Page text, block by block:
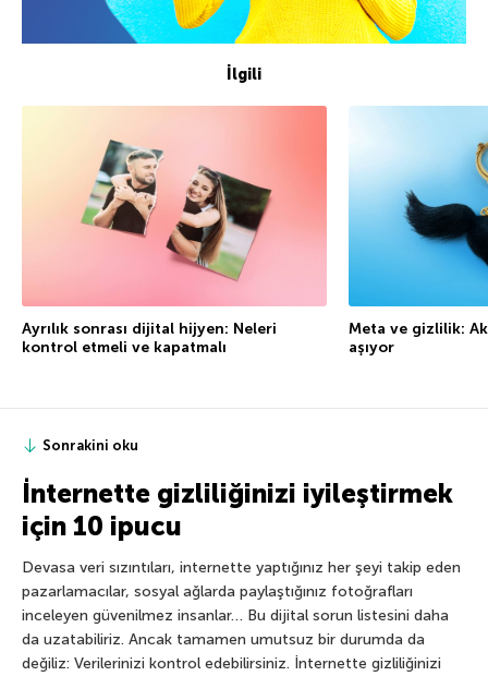
İlgili
Ayrılık sonrası dijital hijyen: Neleri
kontrol etmeli ve kapatmalı
Meta ve gizlilik:
aşıyor
Sonrakini oku
İnternette gizliliğinizi iyileştirmek
için 10 ipucu
Devasa veri sızıntıları, internette yaptığınız her şeyi takip eden
pazarlamacılar, sosyal ağlarda paylaştığınız fotoğrafları
inceleyen güvenilmez insanlar… Bu dijital sorun listesini daha
da uzatabiliriz. Ancak tamamen umutsuz bir durumda da
değiliz: Verilerinizi kontrol edebilirsiniz. İnternette gizliliğinizi